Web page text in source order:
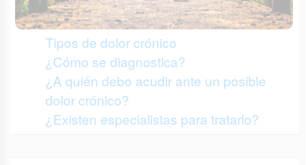
Tipos de dolor crónico
¿Cómo se diagnostica?
¿A quién debo acudir ante un posible
dolor crónico?
¿Existen especialistas para tratarlo?